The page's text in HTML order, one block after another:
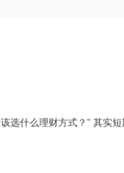
选什么理财方式？” 其实